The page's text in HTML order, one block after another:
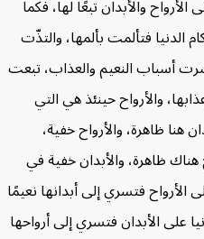
والأبدان تبعًا لها، فكما
فتألمت بألمها، والتذّت
أسباب النعيم والعذاب، تبعت
والأرواح حينئذ هي التي
ظاهرة، والأرواح خفية،
ظاهرة، والأبدان خفية في
فتسري إلى أبدانها نعيمًا
على الأبدان فتسري إلى أرواحها